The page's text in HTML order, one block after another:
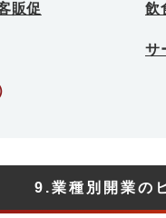
販促 飲
サ
9.業種別開業の